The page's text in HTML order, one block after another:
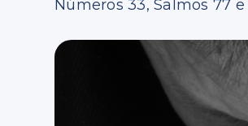
Números 33, Salmos 77 e